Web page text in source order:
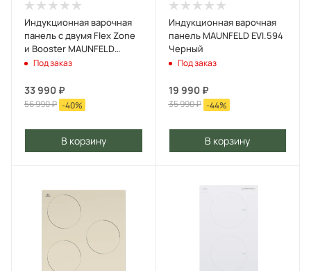
Индукционная варочная
панель с двумя Flex Zone
и Booster MAUNFELD
EVI.775-FL2-BK Черный
Под заказ
33 990 ₽
56 990₽ -40%
В корзину
Индукционная варочная
панель MAUNFELD EVI.594
Черный
Под заказ
19 990₽
35 990₽ -44%
В корзину